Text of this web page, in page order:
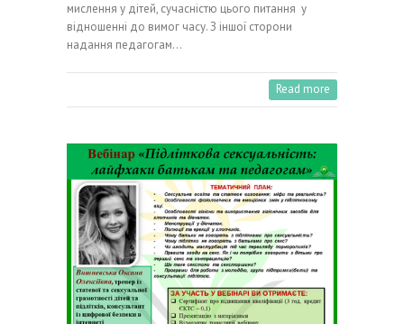
мислення у дітей, сучасністю цього питання у
відношенні до вимог часу. З іншої сторони
надання педагогам…
Read more